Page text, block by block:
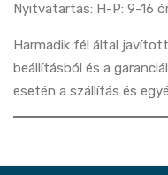
Nyitvatartás: H-P: 9-16
Harmadik fél által
beállításból és a
esetén a szállítás és